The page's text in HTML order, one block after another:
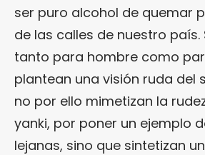
ser puro alcohol de quemar
de las calles de nuestro país.
tanto para hombre como
plantean una visión ruda del
no por ello mimetizan la
yanki, por poner un ejemplo
lejanas, sino que sintetizan